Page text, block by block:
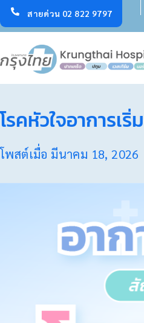
สายด่วน 02 822 9797
โรคหัวใจอาการ
โพสต์เมื่อ มีนาคม 18, 2026